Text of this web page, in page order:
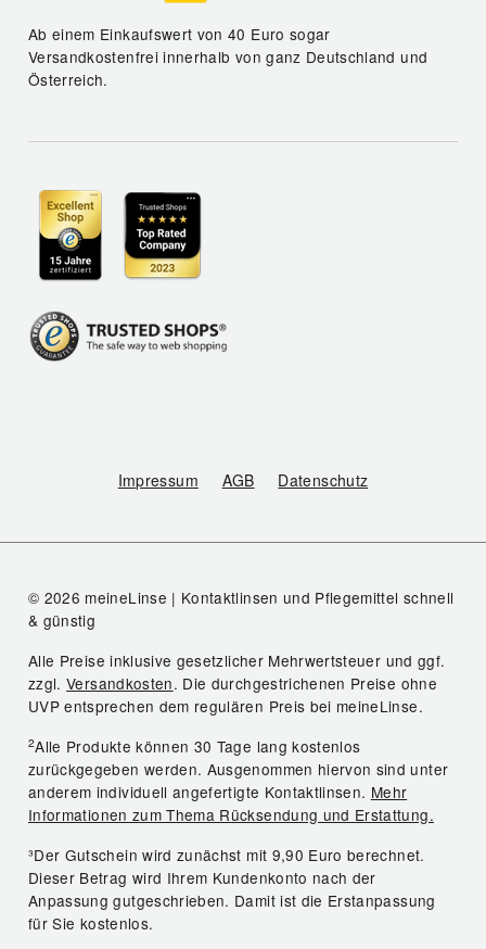
Ab einem Einkaufswert von 40 Euro sogar
Versandkostenfrei innerhalb von ganz Deutschland und
Österreich.
Impressum AGB Datenschutz
© 2026 meineLinse | Kontaktlinsen und Pflegemittel schnell
& günstig
Alle Preise inklusive gesetzlicher Mehrwertsteuer und ggf.
zzgl.Versandkosten. Die durchgestrichenen Preise ohne
UVP entsprechen dem regulären Preis bei meineLinse.
2Alle Produkte können 30 Tage lang kostenlos
zurückgegeben werden. Ausgenommen hiervon sind unter
anderem individuell angefertigte Kontaktlinsen. Mehr
Informationen zum Thema Rücksendung und Erstattung.
³Der Gutschein wird zunächst mit 9,90 Euro berechnet.
Dieser Betrag wird Ihrem Kundenkonto nach der
Anpassung gutgeschrieben. Damit ist die Erstanpassung
für Sie kostenlos.